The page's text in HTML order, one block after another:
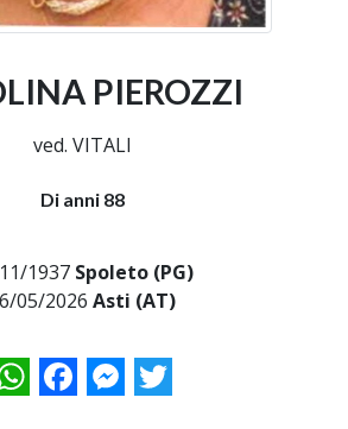
PIEROZZI
ved. VITALI
Di anni 88
1937 Spoleto (PG)
05/2026 Asti (AT)
WhatsAppFacebookMessenger
Twitter